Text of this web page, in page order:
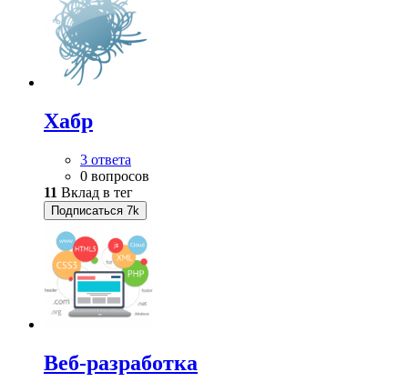
Хабр
3 ответа
0 вопросов
11 Вклад в тег
Подписаться 7k
Веб-разработка